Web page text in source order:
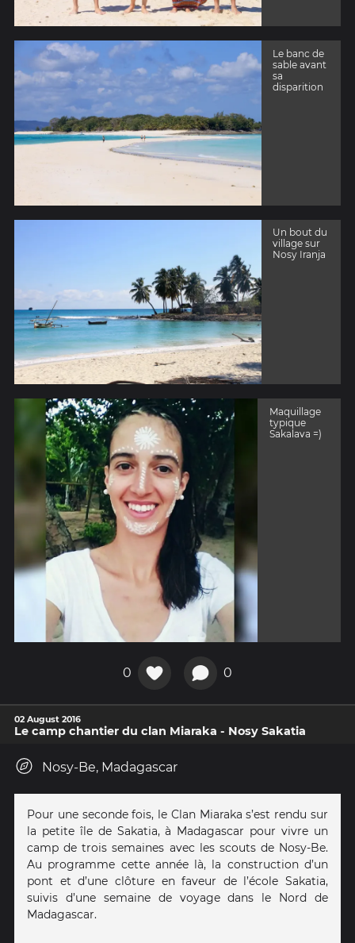
Le banc de
sable avant
sa
disparition
Un bout du
village sur
Nosy Iranja
Maquillage
typique
Sakalava =)
0 0
02 August 2016
Le camp chantier du clan Miaraka - Nosy Sakatia
Nosy-Be, Madagascar
Pour une seconde fois, le Clan Miaraka s’est rendu sur
la petite île de Sakatia, à Madagascar pour vivre un
camp de trois semaines avec les scouts de Nosy-Be.
Au programme cette année là, la construction d’un
pont et d’une clôture en faveur de l’école Sakatia,
suivis d’une semaine de voyage dans le Nord de
Madagascar.